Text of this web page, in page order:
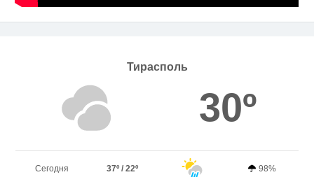
Тирасполь
30º
Сегодня 37º / 22º 98%